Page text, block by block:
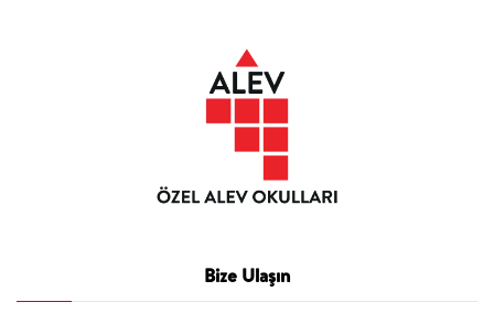
Bize Ulaşın